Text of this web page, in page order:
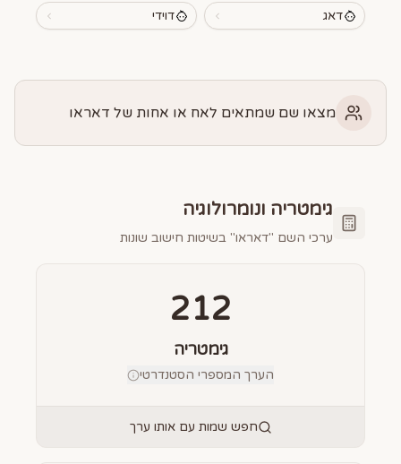
דאג דוידי
מצאו שם שמתאים לאח או אחות של דאראו
גימטריה ונומרולוגיה
ערכי השם "דאראו" בשיטות חישוב שונות
212
גימטריה
הערך המספרי הסטנדרטי
חפש שמות עם אותו ערך